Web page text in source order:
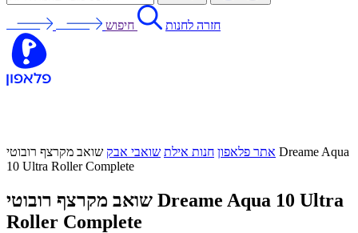
חזרה לחנות חיפוש
אתר פלאפון חנות אילת שואבי אבק שואב מקרצף רובוטי Dreame Aqua
10 Ultra Roller Complete
שואב מקרצף רובוטי Dreame Aqua 10 Ultra
Roller Complete